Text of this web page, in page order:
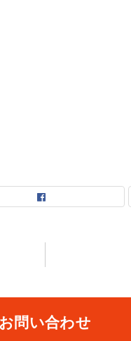
お問い合わせ